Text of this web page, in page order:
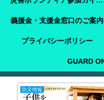
義援金・支援金窓口のご案内
プライバシーポリシー
防災情報